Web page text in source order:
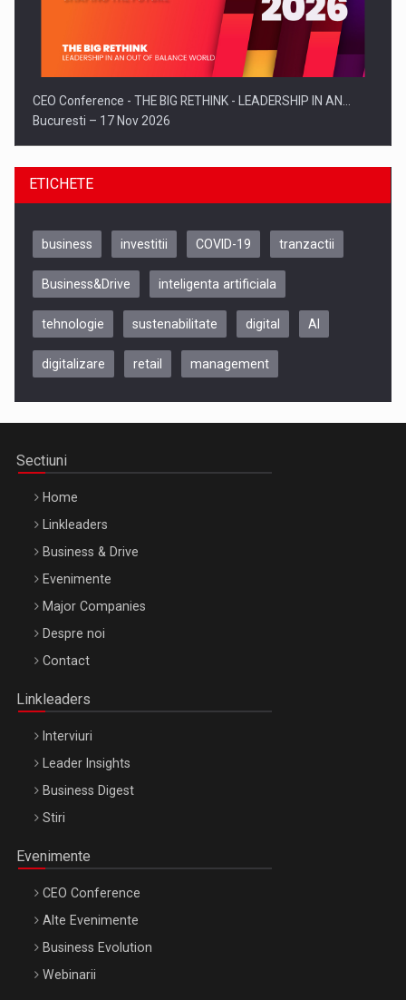
CEO Conference - THE BIG RETHINK - LEADERSHIP IN AN…
Bucuresti – 17 Nov 2026
Be Inspired. Make it Happen!, CLUJ, 9 Decembrie
Be Inspired. Make it Happen!, ARTEMIS LETO, ORADEA, 8
Octombrie
ETICHETE
business investitii COVID-19 tranzactii
Business&Drive inteligenta artificiala
tehnologie sustenabilitate digital AI
digitalizare retail management
Sectiuni
Home
Linkleaders
Business & Drive
Evenimente
Major Companies
Despre noi
Contact
Linkleaders
Interviuri
Leader Insights
Business Digest
Stiri
Evenimente
CEO Conference
Alte Evenimente
Business Evolution
Webinarii